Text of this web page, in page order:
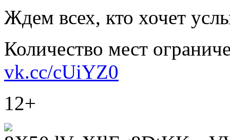
Ждем всех, кто хочет
Количество мест
vk.cc/cUiYZ0
12+